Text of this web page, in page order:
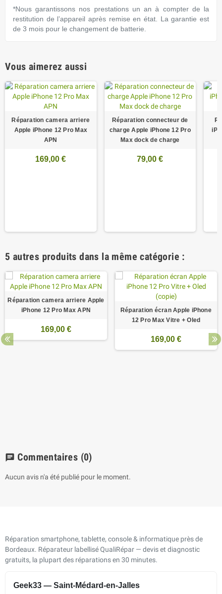
*Nous garantissons nos prestations un an à compter de la
restitution de l’appareil après remise en état. La garantie est
de 3 mois pour le changement de batterie.
Vous aimerez aussi
Réparation camera arriere
Apple iPhone 12 Pro Max
APN
169,00 €
Réparation connecteur de
charge Apple iPhone 12 Pro
Max dock de charge
79,00 €
5 autres produits dans la même catégorie :
Réparation camera arriere Apple
iPhone 12 Pro Max APN
169,00 €
Réparation écran Apple iPhone
12 Pro Max Vitre + Oled
169,00 €
chat Commentaires (0)
Aucun avis n'a été publié pour le moment.
Réparation smartphone, tablette, console & informatique près de
Bordeaux. Réparateur labellisé QualiRépar — devis et diagnostic
gratuits, la plupart des réparations en 30 minutes.
Geek33 — Saint-Médard-en-Jalles